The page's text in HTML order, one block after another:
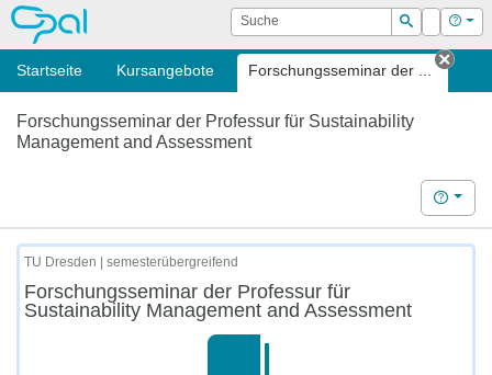
OPAL Suche
Suchen
Login Hilfe
Startseite Kursangebote Forschungsseminar der ...
Tab
Forschungsseminar der Professur für Sustainability
Management and Assessment
Hilfe
TU Dresden | semesterübergreifend
Forschungsseminar der Professur für
Sustainability Management and Assessment